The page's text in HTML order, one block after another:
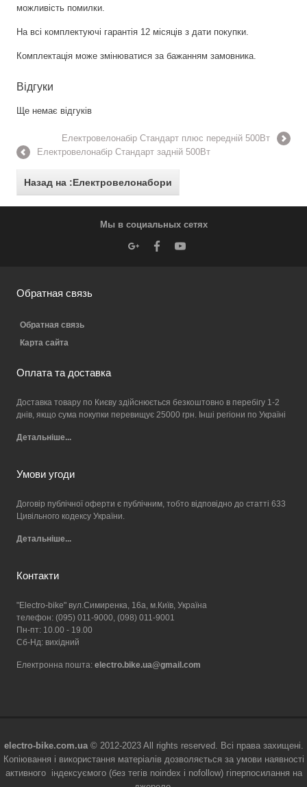
можливість помилки.
На всі комплектуючі гарантія 12 місяців з дати покупки.
Комплектація може змінюватися за бажанням замовника.
Відгуки
Ще немає відгуків
Електровелонабір Стандарт плюс передній 500Вт
Електровелонабір Стандарт задній 500Вт
Назад на :Електровелонабори
Мы в социальных сетях
Обратная связь
Обратная связь
Карта сайта
Оплата та доставка
Доставка товару по Києву здійснюється безкоштовно в перебігу 1-2
днів, якщо сума покупки перевищує 25000 грн. Інші регіони по Україні
Детальніше...
Умови угоди
Договір публічної оферти є публічним, тобто відповідно до статті 633
Цивільного кодексу України.
Детальніше...
Контакти
"Electro-bike" вул.Симиренка, 16а, м.Київ, Україна
телефон: (095) 011-9000, (098) 011-9001
Пн-пт: 10.00 - 19.00
Сб-Нд: вихідний
Електронна пошта: electro.bike.ua@gmail.com
electro-bike.com.ua© 2012-2023 All rights reserved. Всі права захищені.
Копіювання і використання матеріалів дозволяється за умови наявності
активного індексуємого (без тегів noindex і nofollow) гіперпосилання на